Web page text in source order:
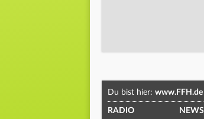
Du bist hier: www.FFH.de
RADIO NEWS